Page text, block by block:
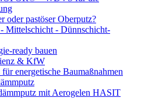
oder pastöser Oberputz?
Mittelschicht - Dünnschicht-
ready bauen
& KfW
für energetische Baumaßnahmen
mit Aerogelen HASIT